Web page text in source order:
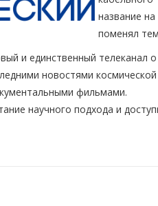
название на
поменял
и единственный телеканал о
новостями
фильмами.
научного подхода и